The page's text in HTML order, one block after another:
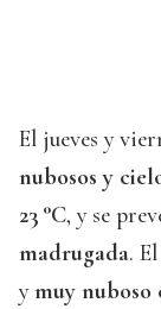
El jueves y
nubosos y
23 °C, y se
madrugada.
ymuy nuboso